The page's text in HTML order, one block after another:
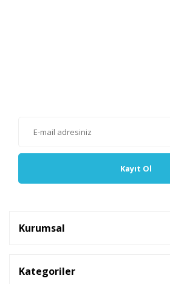
Kayıt Ol
Kurumsal
Kategoriler